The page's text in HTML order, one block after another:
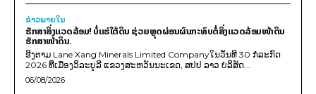
ຂ່າວພາຍ​ໃນ
ຮັກສາສິ່ງແວດລ້ອມ! ບໍ່ແຮ່ໃຕ້ດິນ ຊ່ວຍຫຼຸດຜ່ອນຜົນກະທົບຕໍ່ສິ່ງແວດລ້ອມໜ້າດິນ
ຮັກສາໜ້າດິນ.
ອີງຕາມ Lane Xang Minerals Limited Companyໃນວັນທີ 30 ກໍລະກົດ
2026 ທີ່ເມືອງວິລະບູລີ ແຂວງສະຫວັນນະເຂດ, ສປປ ລາວ ບໍລິສັດ...
06/08/2026